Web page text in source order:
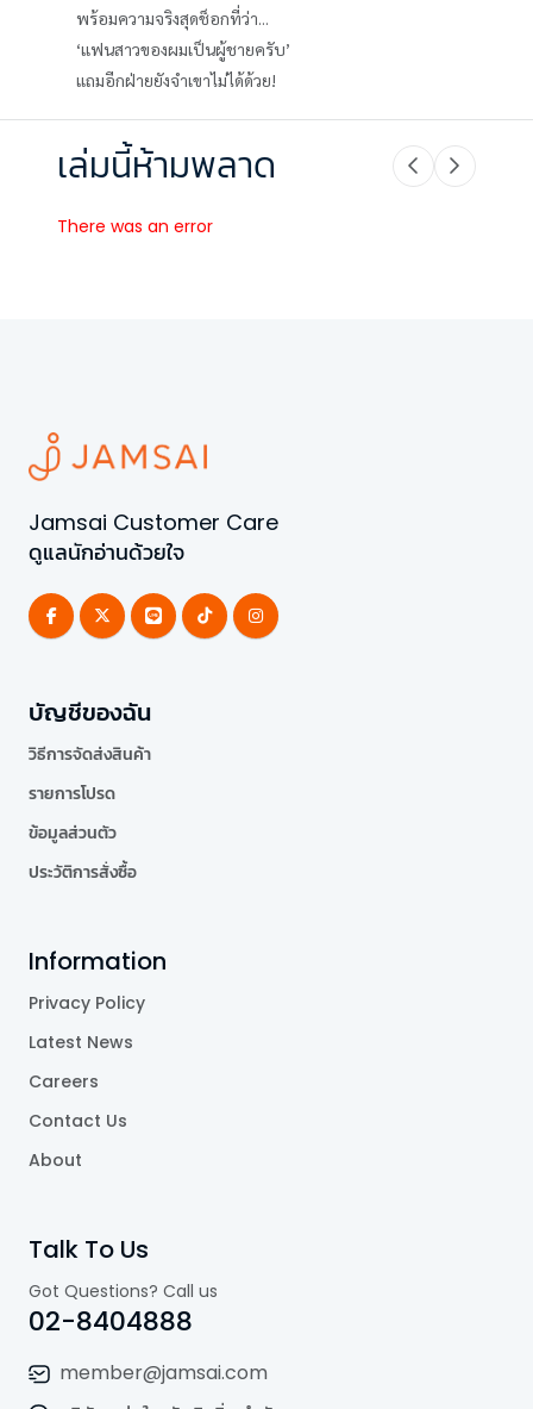
พร้อมความจริงสุดช็อกที่ว่า...
‘แฟนสาวของผมเป็นผู้ชายครับ’
แถมอีกฝ่ายยังจำเขาไม่ได้ด้วย!
เล่มนี้ห้ามพลาด
There was an error
Jamsai Customer Care
ดูแลนักอ่านด้วยใจ
บัญชีของฉัน
วิธีการจัดส่งสินค้า
รายการโปรด
ข้อมูลส่วนตัว
ประวัติการสั่งซื้อ
Information
Privacy Policy
Latest News
Careers
Contact Us
About
Talk To Us
Got Questions? Call us
02-8404888
member@jamsai.com